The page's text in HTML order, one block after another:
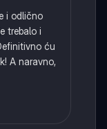
i odlično
trebalo i
ću
A naravno,